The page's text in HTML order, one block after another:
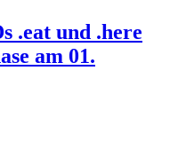
.eat und .here
am 01.